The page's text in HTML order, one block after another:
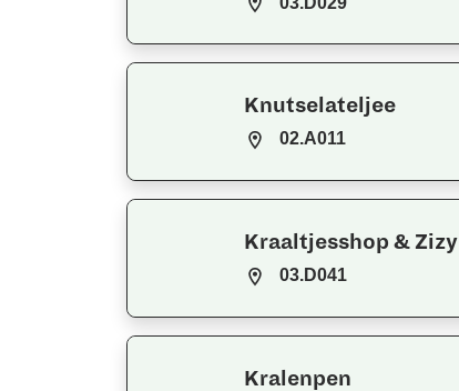
Knutselateljee
02.A011
Kraaltjesshop & Zizy
03.D041
Kralenpen